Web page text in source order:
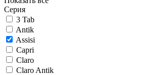
Серия
3 Tab
Antik
Assisi
Capri
Claro
Claro Antik